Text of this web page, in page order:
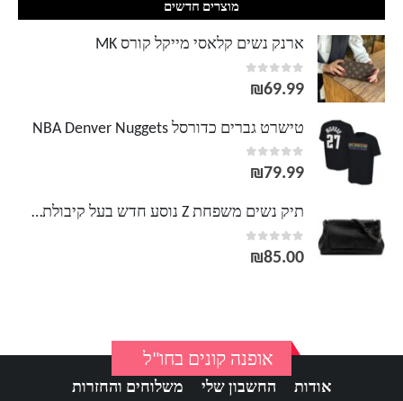
מוצרים חדשים
ארנק נשים קלאסי מייקל קורס MK
0
out of 5
₪69.99
טישרט גברים כדורסל NBA Denver Nuggets
0
out of 5
₪79.99
תיק נשים משפחת Z נוסע חדש בעל קיבולת גדולה. תיק שרשרת תיק תועה שחור רוק wind flip תיק תועה גאות
0
out of 5
₪85.00
אופנה קונים בחו"ל
אודות החשבון שלי
משלוחים והחזרות